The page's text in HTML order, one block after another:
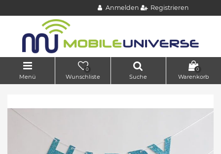
Anmelden Registrieren
Menü
0
Wunschliste Suche
0
Warenkorb